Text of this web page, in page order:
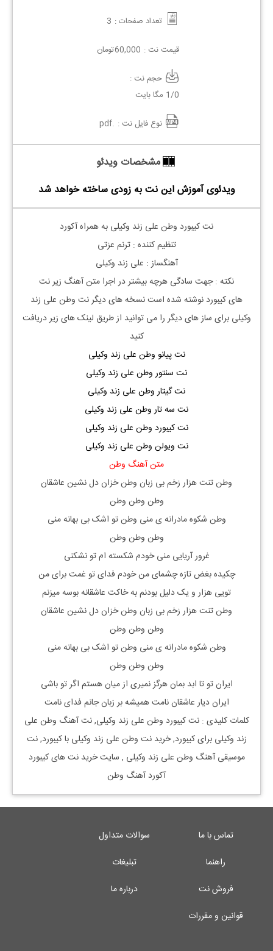
تعداد صفحات : 3
قیمت نت : 60,000تومان
حجم نت :
1/0 مگا بایت
نوع فایل نت : .pdf
مشخصات ویدئو
ویدئوی آموزش این نت به زودی ساخته خواهد شد
نت کیبورد وطن علی زند وکیلی به همراه آکورد
تنظیم کننده : ترنم عزتی
آهنگساز : علی زند وکیلی
نکته : جهت سادگی هرچه بیشتر در اجرا متن آهنگ زیر نت
هایکیبورد نوشته شده است نسخه های دیگر نت وطن علی زند
وکیلیبرای ساز های دیگر را می توانید از طریق لینک های زیر دریافت
کنید
نت پیانو وطن علی زند وکیلی
نت سنتور وطن علی زند وکیلی
نت گیتار وطن علی زند وکیلی
نت سه تار وطن علی زند وکیلی
نت کیبورد وطن علی زند وکیلی
نت ویولن وطن علی زند وکیلی
متن آهنگ وطن
وطن تنت هزار زخم بی زبان وطن خزان دل نشین عاشقان
وطن وطن وطن
وطن شکوه مادرانه ی منی وطن تو اشک بی بهانه منی
وطن وطن وطن
غرور آریایی منی خودم شکسته ام تو نشکنی
چکیده بغض تازه چشمای من خودم فدای تو غمت برای من
تویی هزار و یک دلیل بودنم به خاکت عاشقانه بوسه میزنم
وطن تنت هزار زخم بی زبان وطن خزان دل نشین عاشقان
وطن وطن وطن
وطن شکوه مادرانه ی منی وطن تو اشک بی بهانه منی
وطن وطن وطن
ایران تو تا ابد بمان هرگز نمیری از میان هستم اگر تو باشی
ایران دیار عاشقان نامت همیشه بر زبان جانم فدای نامت
کلمات کلیدی : نتکیبورد وطن علی زند وکیلی, نت آهنگ وطن علی
زند وکیلی برایکیبورد, خرید نت وطن علی زند وکیلی باکیبورد, نت
موسیقی آهنگ وطن علی زند وکیلی , سایت خرید نت های کیبورد
آکورد آهنگ وطن
تماس با ما
سوالات متداول
راهنما
تبلیغات
فروش نت
درباره ما
قوانین و مقررات